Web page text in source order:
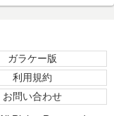
ガラケー版
利用規約
お問い合わせ